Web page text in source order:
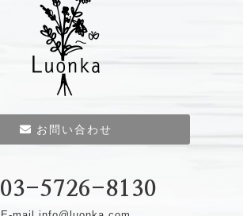
お問い合わせ
03-5726-8130